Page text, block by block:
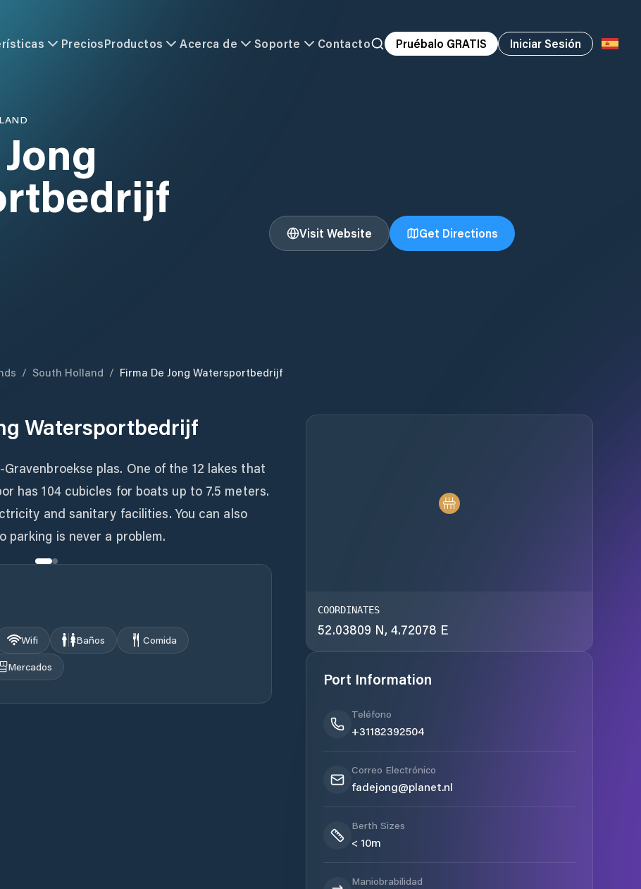
PreciosProductos Acerca de Soporte Contacto Pruébalo GRATIS Iniciar Sesión
Visit Website Get Directions
/ South Holland / Firma De Jong Watersportbedrijf
Watersportbedrijf
plas. One of the 12 lakes that
has 104 cubicles for boats up to 7.5 meters.
and sanitary facilities. You can also
parking is never a problem.
Wifi Baños
Comida
Mercados
COORDINATES
52.03809 N, 4.72078 E
Port Information
Teléfono
+31182392504
Correo Electrónico
fadejong@planet.nl
Berth Sizes
< 10m
Maniobrabilidad